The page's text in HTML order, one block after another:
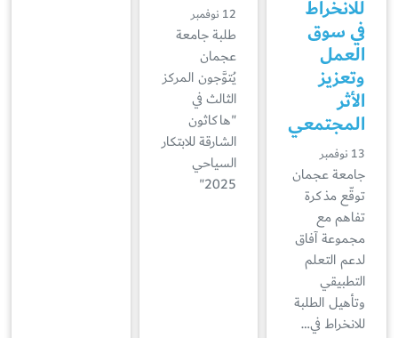
للانخراط
في سوق
العمل
وتعزيز
الأثر
المجتمعي
13 نوفمبر
جامعة عجمان
توقّع مذكرة
تفاهم مع
مجموعة آفاق
لدعم التعلم
التطبيقي
وتأهيل الطلبة
للانخراط في…
12 نوفمبر
طلبة جامعة
عجمان
يُتوَّجون المركز
الثالث في
"هاكاثون
الشارقة للابتكار
السياحي
2025"